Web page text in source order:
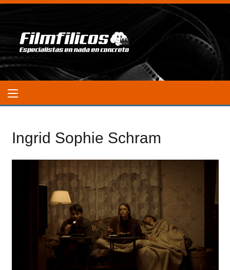
Ingrid Sophie Schram